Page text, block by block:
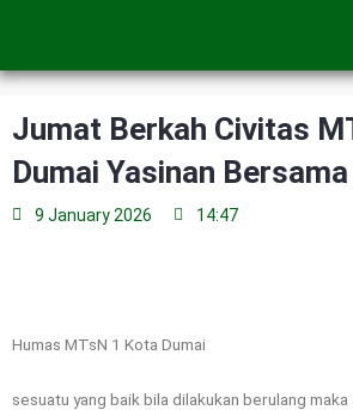
Jumat Berkah Civitas
Dumai Yasinan Bersama
9 January 2026 14:47
Humas MTsN 1 Kota Dumai
sesuatu yang baik bila dilakukan berulang maka